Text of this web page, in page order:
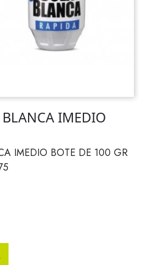
IMEDIO
IMEDIO BOTE DE 100 GR